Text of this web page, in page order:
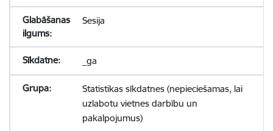
Sesija
_ga
Statistikas sīkdatnes (nepieciešamas, lai
uzlabotu vietnes darbību un
pakalpojumus)